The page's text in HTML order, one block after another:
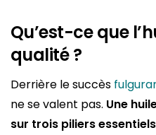
Qu’est-ce que
qualité ?
Derrière le succès
ne se valent pas. Une
sur trois piliers essentiels